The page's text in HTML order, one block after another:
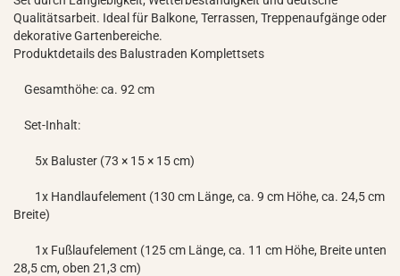
Qualitätsarbeit. Ideal für Balkone, Terrassen, Treppenaufgänge oder
dekorative Gartenbereiche.
Produktdetails des Balustraden Komplettsets
Gesamthöhe: ca. 92 cm
Set-Inhalt:
5x Baluster (73 × 15 × 15 cm)
1x Handlaufelement (130 cm Länge, ca. 9 cm Höhe, ca. 24,5 cm
Breite)
1x Fußlaufelement (125 cm Länge, ca. 11 cm Höhe, Breite unten
28,5 cm, oben 21,3 cm)